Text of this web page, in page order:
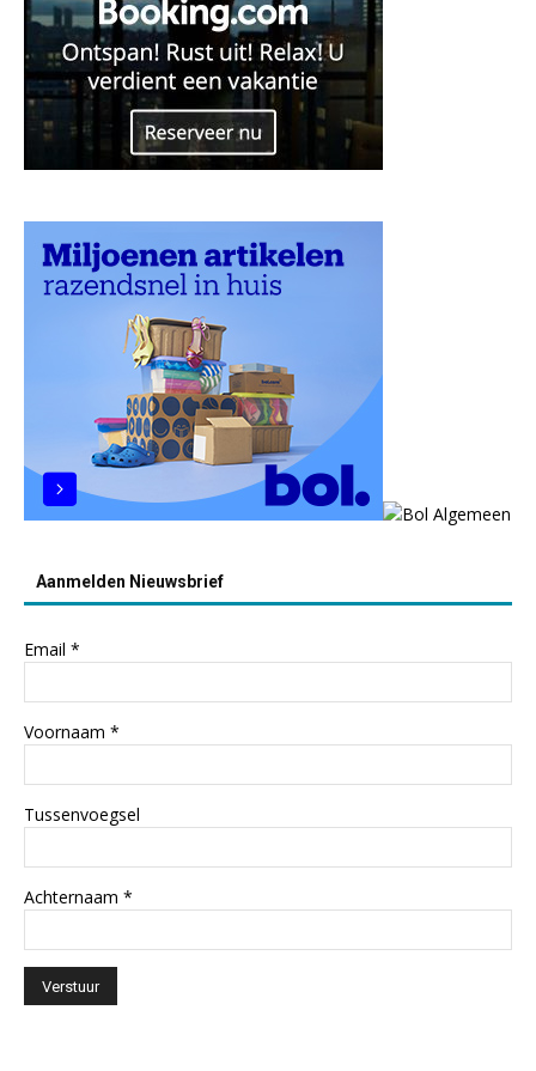
Aanmelden Nieuwsbrief
Email *
Voornaam *
Tussenvoegsel
Achternaam *